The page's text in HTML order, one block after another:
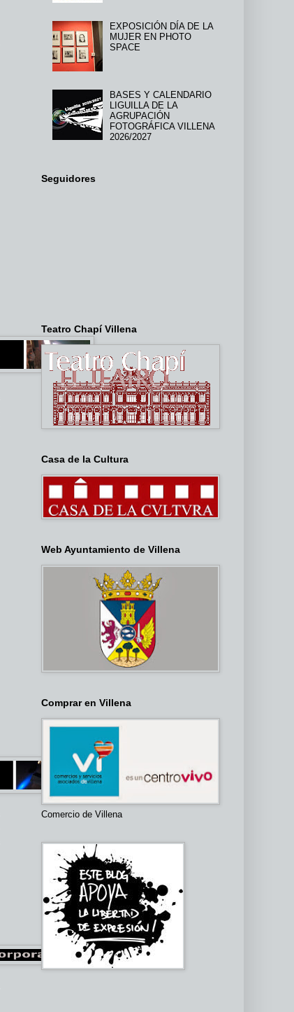
EXPOSICIÓN DÍA DE LA
MUJER EN PHOTO
SPACE
BASES Y CALENDARIO
LIGUILLA DE LA
AGRUPACIÓN
FOTOGRÁFICA VILLENA
2026/2027
Seguidores
Teatro Chapí Villena
Casa de la Cultura
Web Ayuntamiento de Villena
Comprar en Villena
Comercio de Villena